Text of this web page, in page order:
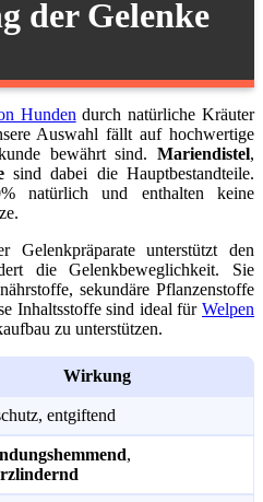
der Gelenke
Hunden durch natürliche Kräuter
Auswahl fällt auf hochwertige
bewährt sind. Mariendistel,
sind dabei die Hauptbestandteile.
natürlich und enthalten keine
Gelenkpräparate unterstützt den
die Gelenkbeweglichkeit. Sie
sekundäre Pflanzenstoffe
Inhaltsstoffe sind ideal für Welpen
zu unterstützen.
Wirkung
entgiftend
,